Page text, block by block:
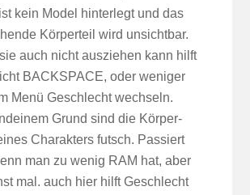
kein Model hinterlegt und das
Körperteil wird unsichtbar.
auch nicht ausziehen kann hilft
BACKSPACE, oder weniger
Menü Geschlecht wechseln.
Grund sind die Körper-
Charakters futsch. Passiert
man zu wenig RAM hat, aber
mal. auch hier hilft Geschlecht